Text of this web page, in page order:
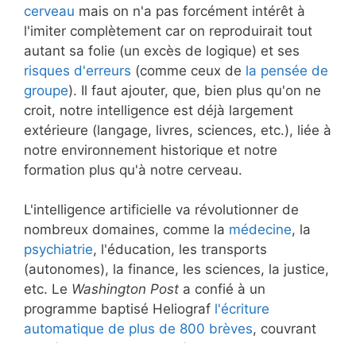
cerveau mais on n'a pas forcément intérêt à
l'imiter complètement car on reproduirait tout
autant sa folie (un excès de logique) et ses
risques d'erreurs (comme ceux de la pensée de
groupe). Il faut ajouter, que, bien plus qu'on ne
croit, notre intelligence est déjà largement
extérieure (langage, livres, sciences, etc.), liée à
notre environnement historique et notre
formation plus qu'à notre cerveau.
L'intelligence artificielle va révolutionner de
nombreux domaines, comme la médecine, la
psychiatrie, l'éducation, les transports
(autonomes), la finance, les sciences, la justice,
etc. Le Washington Post a confié à un
programme baptisé Heliograf l'écriture
automatique de plus de 800 brèves, couvrant